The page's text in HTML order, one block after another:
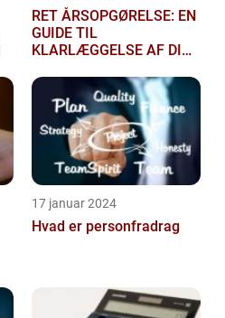
RET ÅRSOPGØRELSE: EN
GUIDE TIL
KLARLÆGGELSE AF DIN
17 januar 2024
Hvad er personfradrag